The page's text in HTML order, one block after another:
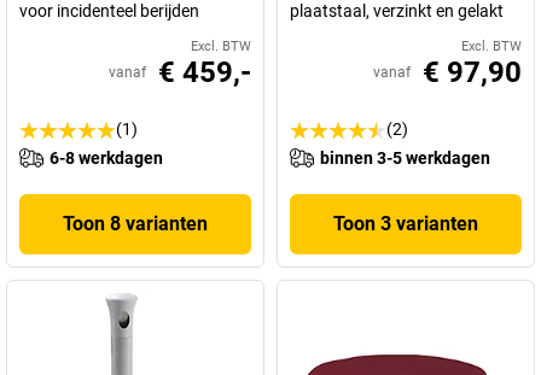
voor incidenteel berijden
Excl. BTW
vanaf € 459,-
(1)
6-8 werkdagen
Toon 8 varianten
plaatstaal, verzinkt en gelakt
Excl. BTW
vanaf € 97,90
(2)
binnen 3-5 werkdagen
Toon 3 varianten